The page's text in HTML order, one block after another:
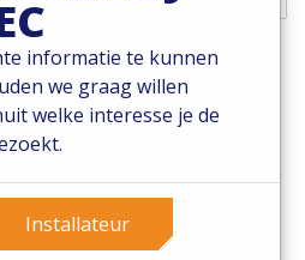
de Enstall-nieuwsbrief
rechten voorbehouden
informatie te kunnen
we graag willen
welke interesse je de
Installateur